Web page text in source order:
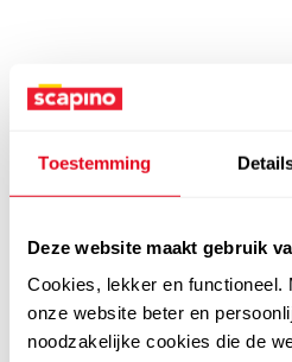
Toestemming
Deze website maakt gebruik
Cookies, lekker en functioneel.
onze website beter en
noodzakelijke cookies die de